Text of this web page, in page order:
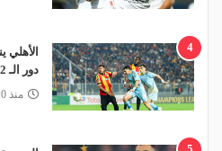
4
الأهلي
دور الـ 32 بالكونفدرالية
منذ 10 ساعات